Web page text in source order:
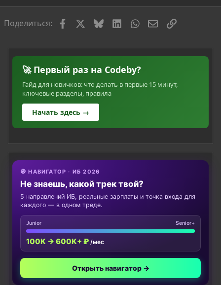
Поделиться: FacebookBlueskyLinkedInWhatsAppЭлектронная
Ссылка
🚀 Первый раз на Codeby?
Гайд для новичков: что делать в первые 15 минут,
ключевые разделы, правила
Начать здесь →
🧭 НАВИГАТОР · ИБ 2026
Не знаешь, какой трек твой?
5 направлений ИБ, реальные зарплаты и точка входа для
каждого — в одном треде.
Junior Senior+
100K → 600K+ ₽ /мес
Открыть навигатор →